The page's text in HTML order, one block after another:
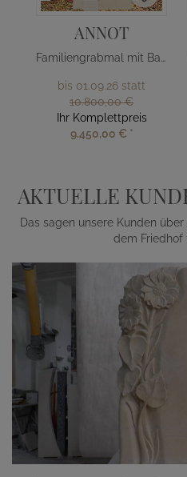
ANNOT
Familiengrabmal mit Baum Design
bis 01.09.26 statt
10.800,00 €
Ihr Komplettpreis
9.450,00 € *
AKTUELLE
Das sagen unsere Kunden
dem Friedhof